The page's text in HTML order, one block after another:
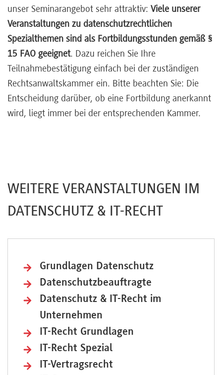
unser Seminarangebot sehr attraktiv: Viele unserer
Veranstaltungen zu datenschutzrechtlichen
Spezialthemen sind als Fortbildungsstunden gemäß §
15 FAO geeignet. Dazu reichen Sie Ihre
Teilnahmebestätigung einfach bei der zuständigen
Rechtsanwaltskammer ein. Bitte beachten Sie: Die
Entscheidung darüber, ob eine Fortbildung anerkannt
wird, liegt immer bei der entsprechenden Kammer.
WEITERE VERANSTALTUNGEN IM
DATENSCHUTZ & IT-RECHT
Grundlagen Datenschutz
Datenschutzbeauftragte
Datenschutz & IT-Recht im
Unternehmen
IT-Recht Grundlagen
IT-Recht Spezial
IT-Vertragsrecht